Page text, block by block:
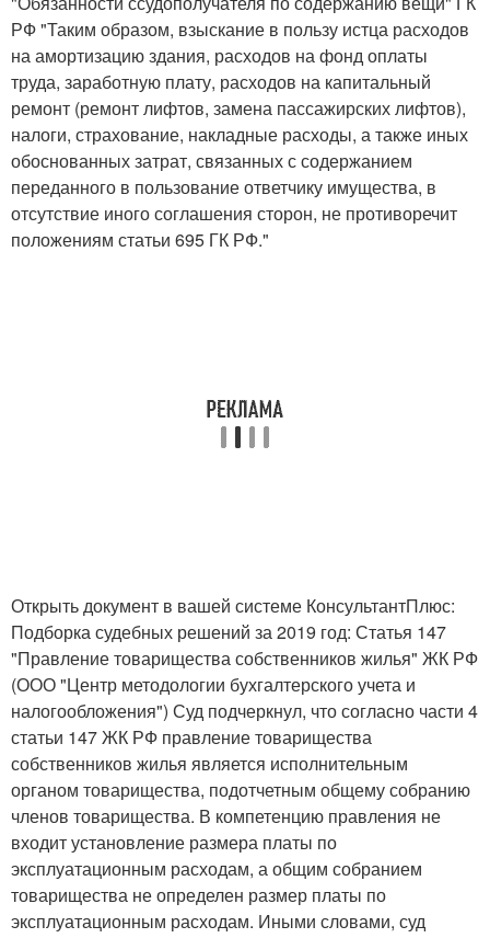
РФ "Таким образом, взыскание в пользу истца расходов
на амортизацию здания, расходов на фонд оплаты
труда, заработную плату, расходов на капитальный
ремонт (ремонт лифтов, замена пассажирских лифтов),
налоги, страхование, накладные расходы, а также иных
обоснованных затрат, связанных с содержанием
переданного в пользование ответчику имущества, в
отсутствие иного соглашения сторон, не противоречит
положениям статьи 695 ГК РФ."
Открыть документ в вашей системе КонсультантПлюс:
Подборка судебных решений за 2019 год: Статья 147
"Правление товарищества собственников жилья" ЖК РФ
(ООО "Центр методологии бухгалтерского учета и
налогообложения") Суд подчеркнул, что согласно части 4
статьи 147 ЖК РФ правление товарищества
собственников жилья является исполнительным
органом товарищества, подотчетным общему собранию
членов товарищества. В компетенцию правления не
входит установление размера платы по
эксплуатационным расходам, а общим собранием
товарищества не определен размер платы по
эксплуатационным расходам. Иными словами, суд